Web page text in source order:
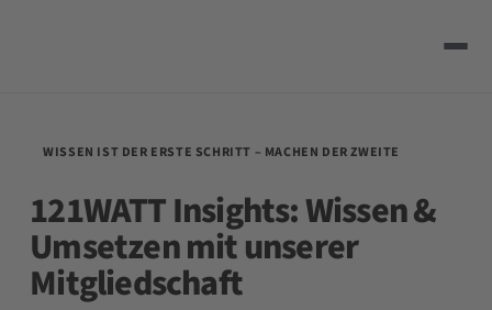
WISSEN IST DER ERSTE SCHRITT – MACHEN DER ZWEITE
121WATT Insights:Wissen &
Umsetzenmit unserer
Mitgliedschaft